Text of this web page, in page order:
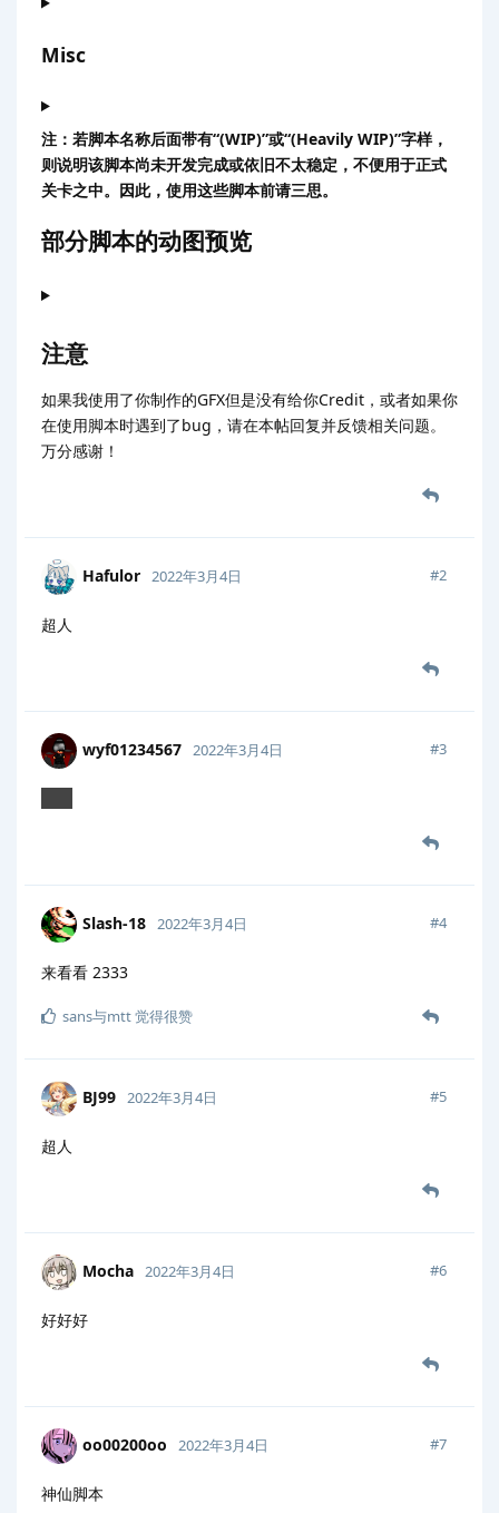
Misc
注：若脚本名称后面带有“(WIP)”或“(Heavily WIP)”字样，
则说明该脚本尚未开发完成或依旧不太稳定，不便用于正式
关卡之中。因此，使用这些脚本前请三思。
部分脚本的动图预览
注意
如果我使用了你制作的GFX但是没有给你Credit，或者如果你
在使用脚本时遇到了bug，请在本帖回复并反馈相关问题。
万分感谢！
Hafulor 2022年3月4日 #2
超人
wyf01234567 2022年3月4日 #3
Slash-18 2022年3月4日 #4
来看看 2333
sans与mtt觉得很赞
BJ99 2022年3月4日 #5
超人
Mocha 2022年3月4日 #6
好好好
oo00200oo 2022年3月4日 #7
神仙脚本